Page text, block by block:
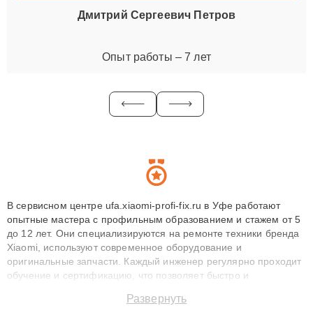
Дмитрий Сергеевич Петров
Опыт работы – 7 лет
В сервисном центре ufa.xiaomi-profi-fix.ru в Уфе работают
опытные мастера с профильным образованием и стажем от 5
до 12 лет. Они специализируются на ремонте техники бренда
Xiaomi, используют современное оборудование и
оригинальные запчасти. Каждый инженер регулярно проходит
обучение и сертификацию, что позволяет быстро и
сохранением гарантии до 3 лет. Наши мастера решают
Развернуть